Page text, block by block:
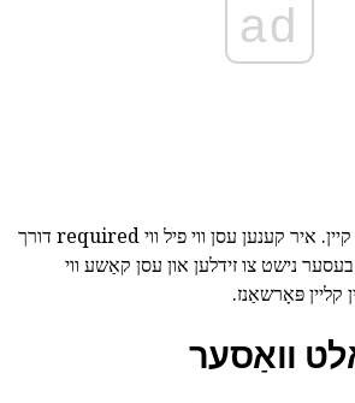
ad
ריסטריקשאַנז אויף נוצן קיין. איר קענען עסן ווי פיל ווי required דורך
נישט צו זידלען און עסן קאַשע ווי
קליין פּאָרשאַנז.
וואַסער